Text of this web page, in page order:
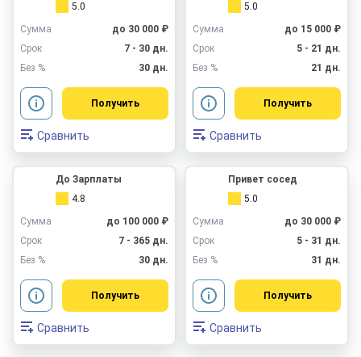
5.0
Сумма
до 30 000 ₽
Срок
7 - 30 дн.
Без %
30 дн.
Получить
Сравнить
5.0
Сумма
до 15 000 ₽
Срок
5 - 21 дн.
Без %
21 дн.
Получить
Сравнить
До Зарплаты
4.8
Сумма
до 100 000 ₽
Срок
7 - 365 дн.
Без %
30 дн.
Получить
Сравнить
Привет сосед
5.0
Сумма
до 30 000 ₽
Срок
5 - 31 дн.
Без %
31 дн.
Получить
Сравнить